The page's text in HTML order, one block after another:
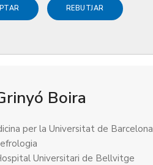
REBUTJAR
Boira
per la Universitat de Barcelona
Universitari de Bellvitge